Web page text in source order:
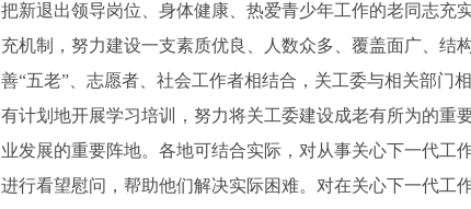
把新退出领导岗位、身体健康、热爱青少年工作的老同志充
充机制，努力建设一支素质优良、人数众多、覆盖面广、结
善“五老”、志愿者、社会工作者相结合，关工委与相关部门
有计划地开展学习培训，努力将关工委建设成老有所为的重
业发展的重要阵地。各地可结合实际，对从事关心下一代工
进行看望慰问，帮助他们解决实际困难。对在关心下一代工